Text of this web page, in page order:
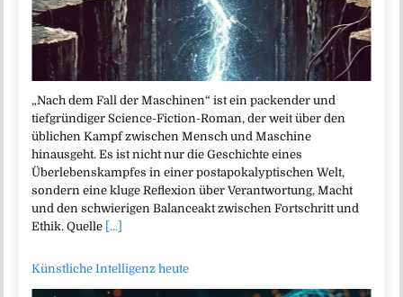
„Nach dem Fall der Maschinen“ ist ein packender und
tiefgründiger Science-Fiction-Roman, der weit über den
üblichen Kampf zwischen Mensch und Maschine
hinausgeht. Es ist nicht nur die Geschichte eines
Überlebenskampfes in einer postapokalyptischen Welt,
sondern eine kluge Reflexion über Verantwortung, Macht
und den schwierigen Balanceakt zwischen Fortschritt und
Ethik. Quelle [...]
Künstliche Intelligenz heute